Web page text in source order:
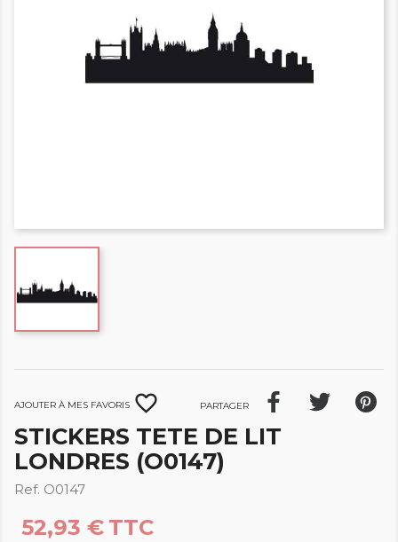
Ajouter à mes favoris favorite_border Partager
STICKERS TETE DE LIT
LONDRES (O0147)
Ref. O0147
52,93 € TTC